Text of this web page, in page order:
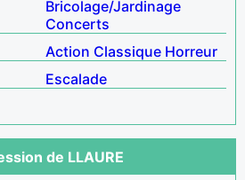
Bricolage/Jardinage
Concerts
Action Classique Horreur
Escalade
de LLAURE